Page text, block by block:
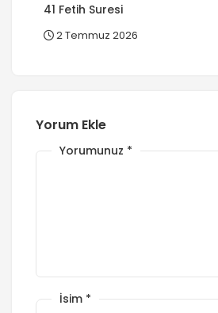
41 Fetih Suresi
2 Temmuz 2026
Yorum Ekle
Yorumunuz *
İsim *